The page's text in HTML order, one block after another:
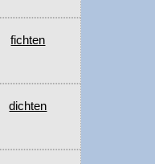
fichten
dichten